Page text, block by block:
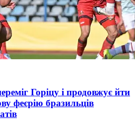
Горіцу і продовжує йти
феєрію бразильців